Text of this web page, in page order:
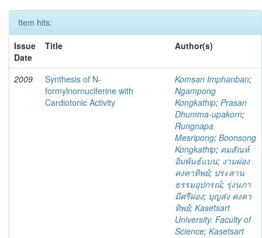
Item hits:
Issue
Date
Title Author(s)
2009
Synthesis of N-
formylnornuciferine with
Cardiotonic Activity
Komsan Imphanban;
Ngampong
Kongkathip; Prasan
Dhumma-upakorn;
Rungnapa
Mesripong; Boonsong
Kongkathip; คมสัณห์
อิ่มพันธ์แบน; งามผ่อง
คงคาทิพย์; ประสาน
ธรรมอุปกรณ์; รุ่งนภา
มีศรีผ่อง; บุญส่ง คงคา
ทิพย์; Kasetsart
University. Faculty of
Science; Kasetsart